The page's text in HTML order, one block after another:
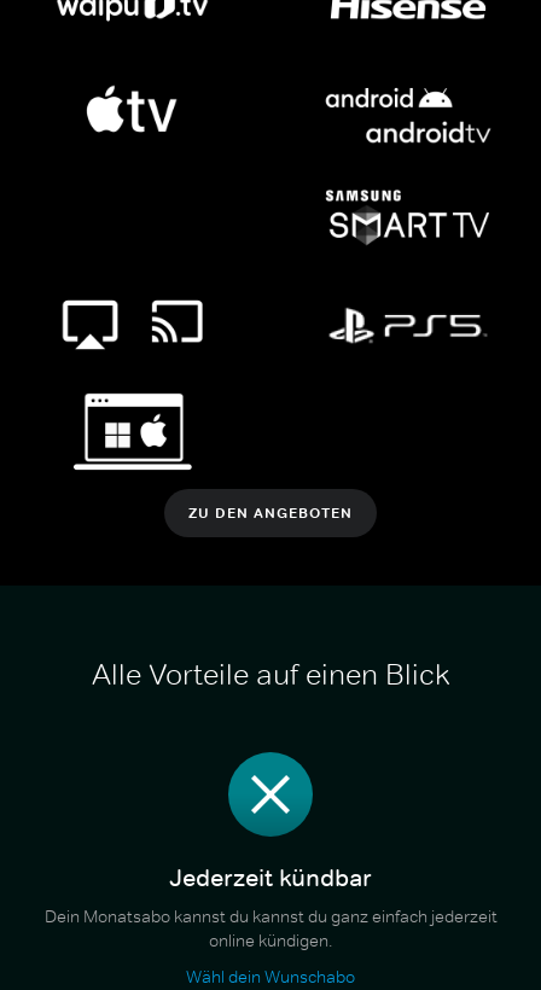
ZU DEN ANGEBOTEN
Alle Vorteile auf einen Blick
Jederzeit kündbar
Dein Monatsabo kannst du kannst du ganz einfach jederzeit
online kündigen.
Wähl dein Wunschabo